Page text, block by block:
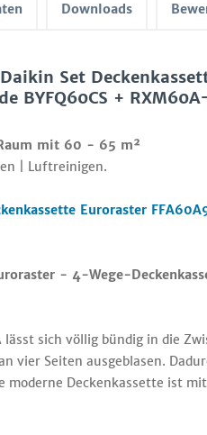
Downloads
Set
BYFQ60CS +
mit 60 - 65 m²
| Luftreinigen.
Euroraster
- 4-Wege-
lässt sich völlig bündig in die
vier Seiten ausgeblasen.
moderne Deckenkassette ist